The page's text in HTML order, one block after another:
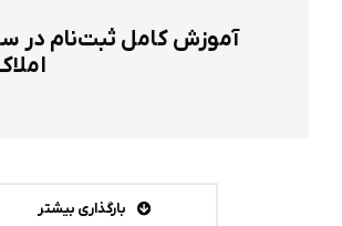
آموزش کامل ثبت‌نام در
بارگذاری بیشتر